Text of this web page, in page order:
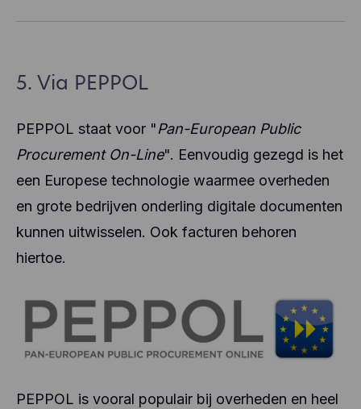
5. Via PEPPOL
PEPPOL staat voor "Pan-European Public
Procurement On-Line". Eenvoudig gezegd is het
een Europese technologie waarmee overheden
en grote bedrijven onderling digitale documenten
kunnen uitwisselen. Ook facturen behoren
hiertoe.
PEPPOL is vooral populair bij overheden en heel